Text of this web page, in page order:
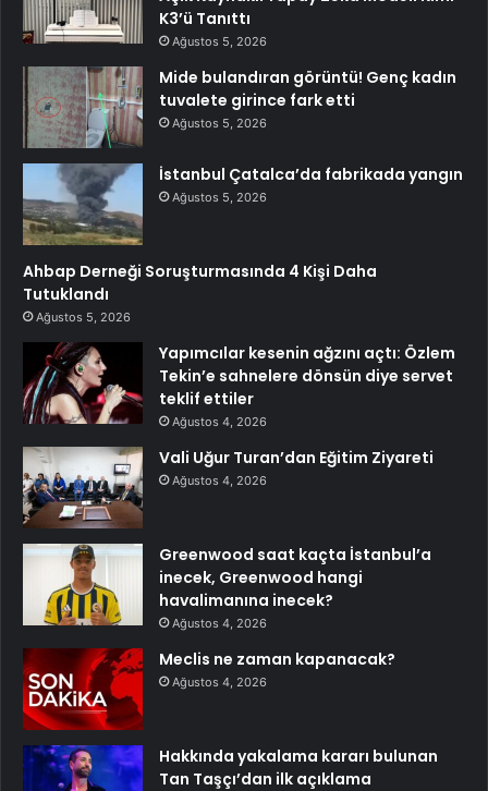
K3’ü Tanıttı
Ağustos 5, 2026
Mide bulandıran görüntü! Genç kadın
tuvalete girince fark etti
Ağustos 5, 2026
İstanbul Çatalca’da fabrikada yangın
Ağustos 5, 2026
Ahbap Derneği Soruşturmasında 4 Kişi Daha
Tutuklandı
Ağustos 5, 2026
Yapımcılar kesenin ağzını açtı: Özlem
Tekin’e sahnelere dönsün diye servet
teklif ettiler
Ağustos 4, 2026
Vali Uğur Turan’dan Eğitim Ziyareti
Ağustos 4, 2026
Greenwood saat kaçta İstanbul’a
inecek, Greenwood hangi
havalimanına inecek?
Ağustos 4, 2026
Meclis ne zaman kapanacak?
Ağustos 4, 2026
Hakkında yakalama kararı bulunan
Tan Taşçı’dan ilk açıklama